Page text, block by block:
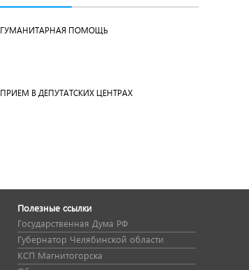
ГУМАНИТАРНАЯ ПОМОЩЬ
ПРИЕМ В ДЕПУТАТСКИХ ЦЕНТРАХ
Полезные ссылки
Государственная Дума РФ
Губернатор Челябинской области
КСП Магнитогорска